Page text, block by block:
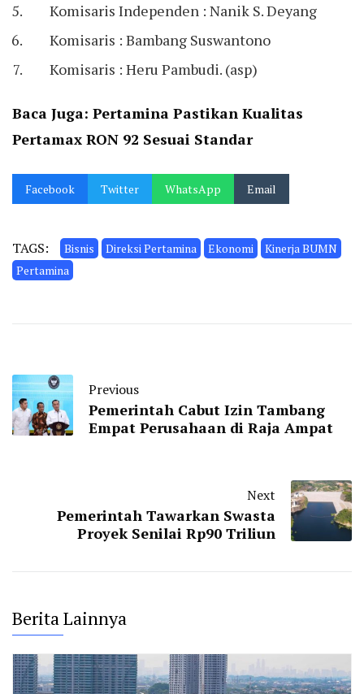
Komisaris Independen : Nanik S. Deyang
Komisaris : Bambang Suswantono
Komisaris : Heru Pambudi. (asp)
Baca Juga: Pertamina Pastikan Kualitas
Pertamax RON 92 Sesuai Standar
Facebook Twitter WhatsApp Email
TAGS: Bisnis Direksi Pertamina Ekonomi
Kinerja BUMN
Pertamina
Previous
Pemerintah Cabut Izin Tambang
Empat Perusahaan di Raja Ampat
Next
Pemerintah Tawarkan Swasta
Proyek Senilai Rp90 Triliun
Berita Lainnya